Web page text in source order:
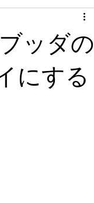
ッダの
にする